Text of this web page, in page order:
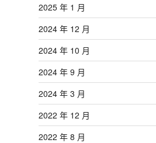
2025 年 1 月
2024 年 12 月
2024 年 10 月
2024 年 9 月
2024 年 3 月
2022 年 12 月
2022 年 8 月